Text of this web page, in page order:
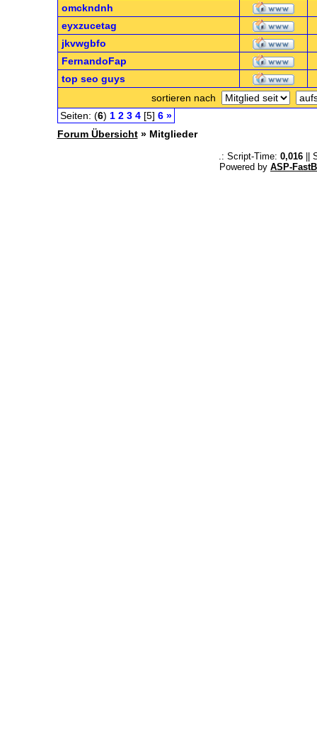
omckndnh
eyxzucetag
jkvwgbfo
FernandoFap
top seo guys
sortieren nach
Seiten: (6) 1 2 3 4[5] 6 »
Forum Übersicht» Mitglieder
.: Script-Time: 0,016||
Powered by ASP-